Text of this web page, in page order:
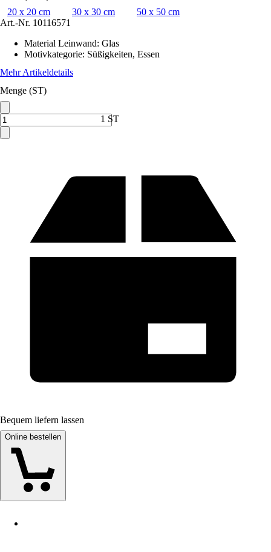
20 x 20 cm
30 x 30 cm
50 x 50 cm
Art.-Nr. 10116571
Material Leinwand: Glas
Motivkategorie: Süßigkeiten, Essen
Mehr Artikeldetails
Menge (ST)
1 ST
Bequem liefern lassen
Online bestellen